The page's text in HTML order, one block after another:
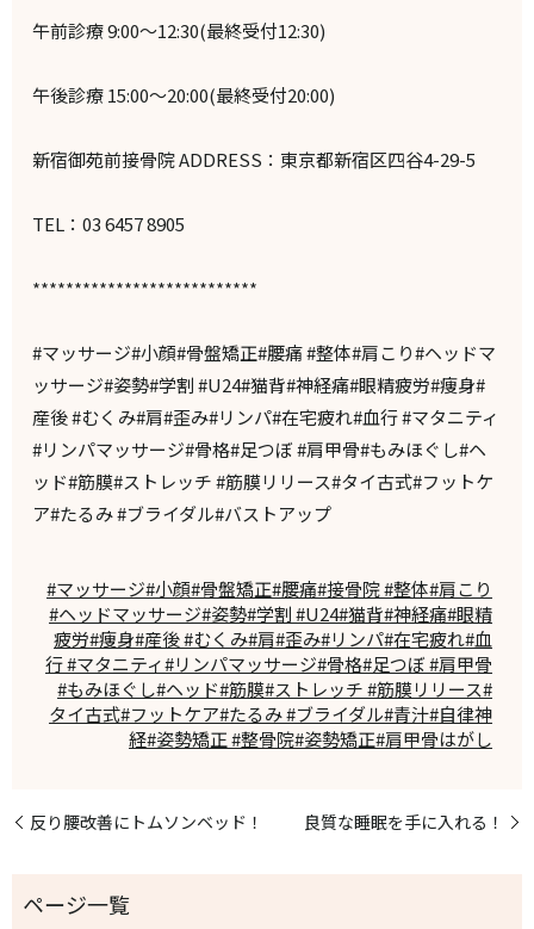
午前診療 9:00～12:30(最終受付12:30)
午後診療 15:00～20:00(最終受付20:00)
新宿御苑前接骨院 ADDRESS：東京都新宿区四谷4-29-5
TEL：03 6457 8905
***************************
#マッサージ#小顔#骨盤矯正#腰痛 #整体#肩こり#ヘッドマ
ッサージ#姿勢#学割 #U24#猫背#神経痛#眼精疲労#痩身#
産後 #むくみ#肩#歪み#リンパ#在宅疲れ#血行 #マタニティ
#リンパマッサージ#骨格#足つぼ #肩甲骨#もみほぐし#ヘ
ッド#筋膜#ストレッチ #筋膜リリース#タイ古式#フットケ
ア#たるみ #ブライダル#バストアップ
#マッサージ#小顔#骨盤矯正#腰痛#接骨院 #整体#肩こり
#ヘッドマッサージ#姿勢#学割 #U24#猫背#神経痛#眼精
疲労#痩身#産後 #むくみ#肩#歪み#リンパ#在宅疲れ#血
行 #マタニティ#リンパマッサージ#骨格#足つぼ #肩甲骨
#もみほぐし#ヘッド#筋膜#ストレッチ #筋膜リリース#
タイ古式#フットケア#たるみ #ブライダル#青汁#自律神
経#姿勢矯正 #整骨院#姿勢矯正#肩甲骨はがし
反り腰改善にトムソンベッド！ 良質な睡眠を手に入れる！